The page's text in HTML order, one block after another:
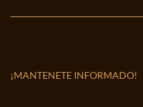
¡MANTENETE INFORMADO!